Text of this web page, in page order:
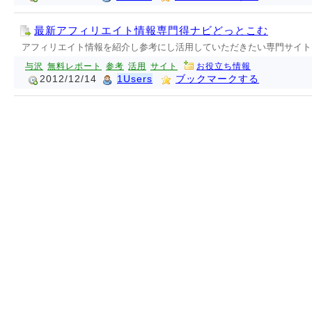
最新アフィリエイト情報専門得ナビどっとこむ
アフィリエイト情報を紹介し参考にし活用していただきたい専門サイ
与沢 無料レポート 参考 活用 サイト お役立ち情報
2012/12/14 1Users ブックマークする